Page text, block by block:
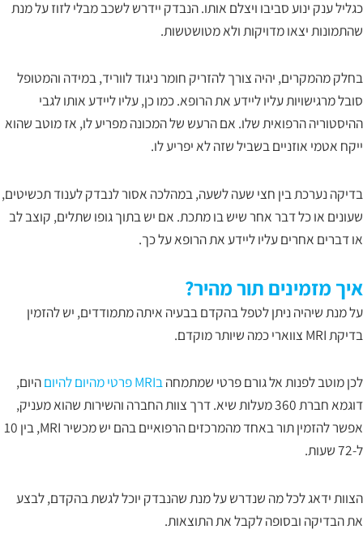
כגליל ענק ינוע סביבו ויצלם אותו. הנבדק יידרש לשכב מבלי לזוז על מנת
שהתמונות יצאו מדויקות ולא מטושטשות.
בחלק מהמקרים, יהיה צורך להזריק חומר ניגוד לווריד, במידה והמטופל
סובל מרגישויות עליו ליידע את הרופא. כמו כן, עליו ליידע אותו לגבי
ההיסטוריה הרפואית שלו. אם הרעש של המכונה מפריע לו, אז מוטב שהוא
ייקח אטמי אוזניים בשביל שזה לא יפריע לו.
בדיקה נערכת בין חצי שעה לשעה, במהלכה אסור לנבדק לענוד תכשיטים,
שעונים או כל דבר אחר שיש בו מתכת. אם יש בתוך גופו שתלים, קוצב לב
או דברים אחרים עליו ליידע את הרופא על כך.
איך מזמינים תור מהיר?
על מנת שיהיה ניתן לטפל בהקדם בבעיה איתה מתמודדים, יש להזמין
בדיקת MRI צווארי כמה שיותר מוקדם.
לכן מוטב לפנות אל גורם פרטי שמתמחהבMRI פרטי מהיום להיום
היום,
דוגמא חברת 360 מעלות שיא. דרך צוות החברה והשירות שהוא מעניק,
אפשר להזמין תור באחד מהמרכזים הרפואיים בהם יש מכשיר MRI, בין 10
ל-72 שעות.
הצוות ידאג לכל מה שנדרש על מנת שהנבדק יוכל לגשת בהקדם, לבצע
את הבדיקה ובסופה לקבל את התוצאות.